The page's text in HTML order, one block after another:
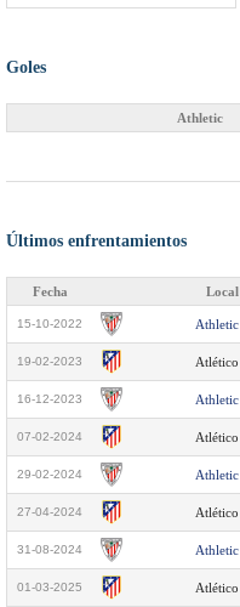
Goles
Athletic
Últimos enfrentamientos
Fecha Local
15-10-2022 Athletic
19-02-2023 Atlético
16-12-2023 Athletic
07-02-2024 Atlético
29-02-2024 Athletic
27-04-2024 Atlético
31-08-2024 Athletic
01-03-2025 Atlético